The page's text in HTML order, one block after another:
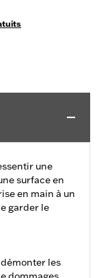
une
surface en
en main à un
garder le
les